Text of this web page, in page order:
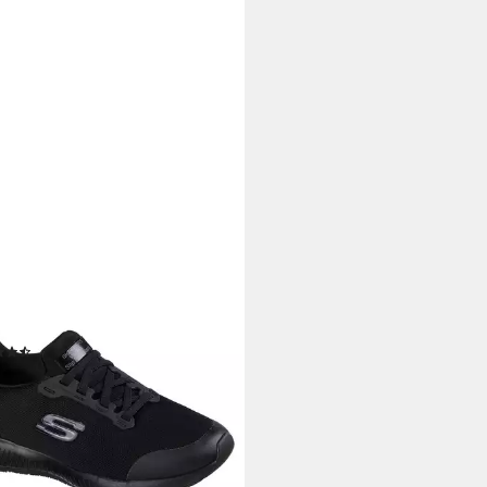
SR Sicherheitsschuh
(279)
€ 79,95 €
- in 2-3 Werktagen bei dir